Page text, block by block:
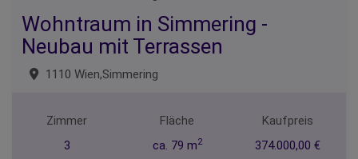
Wohntraum in Simmering -
Neubau mit Terrassen
1110 Wien,Simmering
Zimmer
3
Fläche
ca. 79 m2
Kaufpreis
374.000,00 €